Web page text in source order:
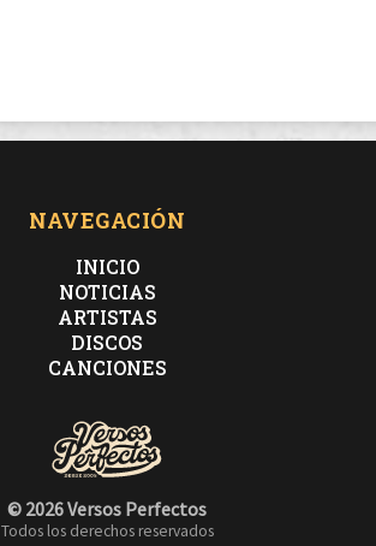
NAVEGACIÓN
INICIO
NOTICIAS
ARTISTAS
DISCOS
CANCIONES
© 2026 Versos Perfectos
Todos los derechos reservados